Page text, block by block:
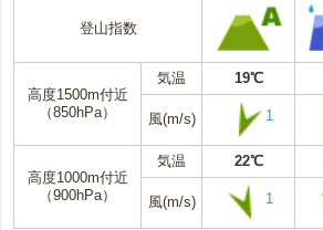
登山指数
高度1500m付近
（850hPa）
気温 19℃
風(m/s) 1
高度1000m付近
（900hPa）
気温 22℃
風(m/s) 1